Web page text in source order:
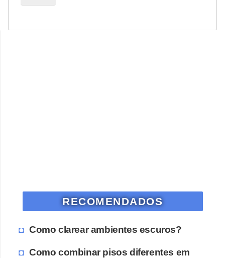
RECOMENDADOS
Como clarear ambientes escuros?
Como combinar pisos diferentes em